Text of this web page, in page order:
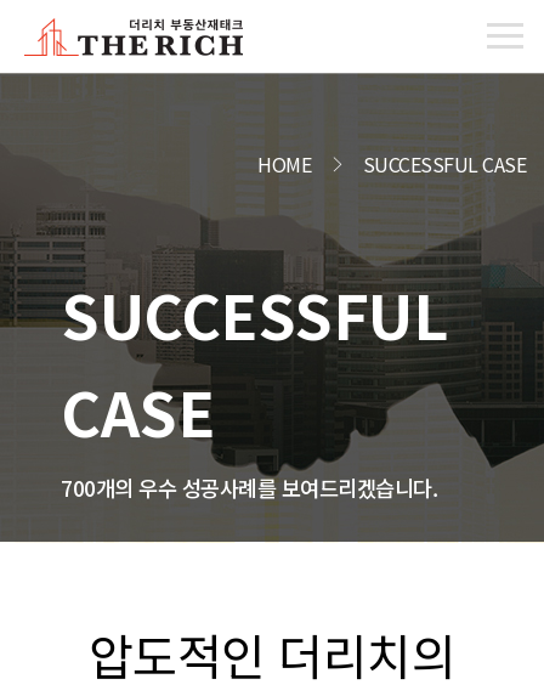
HOME SUCCESSFUL CASE
SUCCESSFUL
CASE
700개의 우수 성공사례를 보여드리겠습니다.
압도적인 더리치의